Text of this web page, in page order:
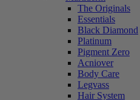
The Originals
Essentials
Black Diamond
Platinum
Pigment Zero
Acniover
Body Care
Legvass
Hair System